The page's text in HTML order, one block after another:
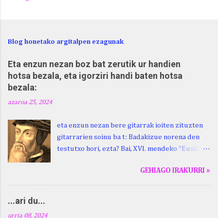
Blog honetako argitalpen ezagunak
Eta enzun nezan boz bat zerutik ur handien
hotsa bezala, eta igorziri handi baten hotsa
bezala:
azaroa 25, 2024
eta enzun nezan bere gitarrak ioiten zituzten
gitarrarien soinu ba t: Badakizue norena den
testutxo hori, ezta? Bai, XVI. mendeko "Euskara
justuri...) hitza berari ikasi genion aspaldixe.
Kontua da, beraren sorterrian, Beskoizen,
GEHIAGO IRAKURRI »
...ari du...
urria 08, 2024